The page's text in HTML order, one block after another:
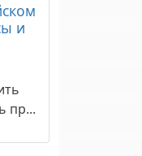
и
пр...